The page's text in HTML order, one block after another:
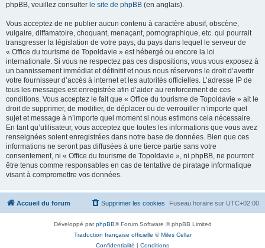
phpBB, veuillez consulter le site de phpBB (en anglais).
Vous acceptez de ne publier aucun contenu à caractère abusif, obscène,
vulgaire, diffamatoire, choquant, menaçant, pornographique, etc. qui pourrait
transgresser la législation de votre pays, du pays dans lequel le serveur de
« Office du tourisme de Topoldavie » est hébergé ou encore la loi
internationale. Si vous ne respectez pas ces dispositions, vous vous exposez à
un bannissement immédiat et définitif et nous nous réservons le droit d’avertir
votre fournisseur d’accès à internet et les autorités officielles. L’adresse IP de
tous les messages est enregistrée afin d’aider au renforcement de ces
conditions. Vous acceptez le fait que « Office du tourisme de Topoldavie » ait le
droit de supprimer, de modifier, de déplacer ou de verrouiller n’importe quel
sujet et message à n’importe quel moment si nous estimons cela nécessaire.
En tant qu’utilisateur, vous acceptez que toutes les informations que vous avez
renseignées soient enregistrées dans notre base de données. Bien que ces
informations ne seront pas diffusées à une tierce partie sans votre
consentement, ni « Office du tourisme de Topoldavie », ni phpBB, ne pourront
être tenus comme responsables en cas de tentative de piratage informatique
visant à compromettre vos données.
Accueil du forum Fuseau horaire sur UTC+02:00
Supprimer les cookies
Développé parphpBB® Forum Software © phpBB Limited
Traduction française officielle ©Miles Cellar
Confidentialité | Conditions